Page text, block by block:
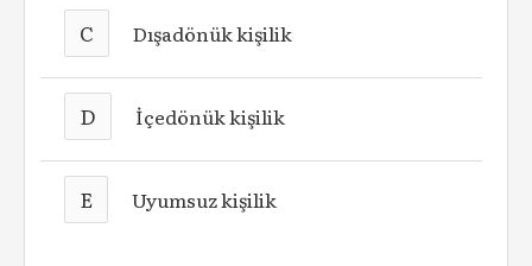
C Dışadönük kişilik
D İçedönük kişilik
E Uyumsuz kişilik